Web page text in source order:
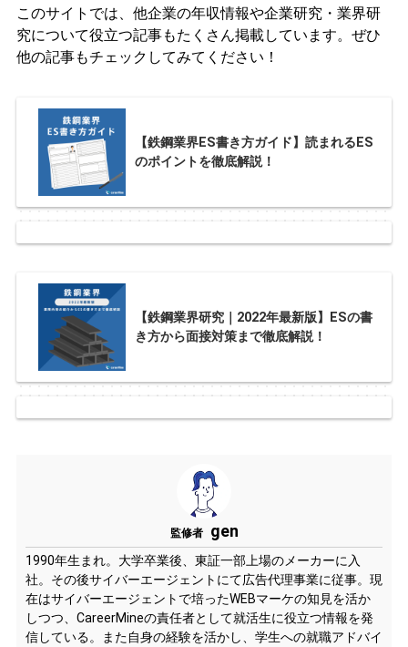
このサイトでは、他企業の年収情報や企業研究・業界研
究について役立つ記事もたくさん掲載しています。ぜひ
他の記事もチェックしてみてください！
【鉄鋼業界ES書き方ガイド】読まれるES
のポイントを徹底解説！
【鉄鋼業界研究｜2022年最新版】ESの書
き方から面接対策まで徹底解説！
監修者 gen
1990年生まれ。大学卒業後、東証一部上場のメーカーに入
社。その後サイバーエージェントにて広告代理事業に従事。現
在はサイバーエージェントで培ったWEBマーケの知見を活か
しつつ、CareerMineの責任者として就活生に役立つ情報を発
信している。また自身の経験を活かし、学生への就職アドバイ